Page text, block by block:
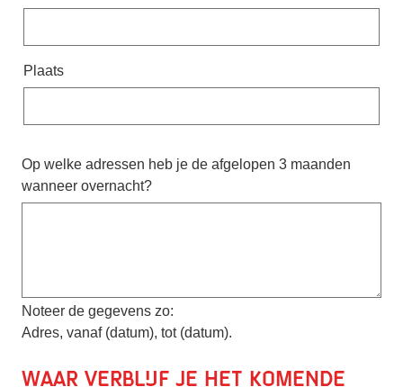
Plaats
Op welke adressen heb je de afgelopen 3 maanden
wanneer overnacht?
Noteer de gegevens zo:
Adres, vanaf (datum), tot (datum).
Waar verblijf je het komende